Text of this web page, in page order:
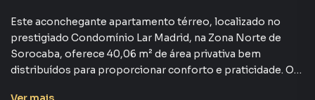
Este aconchegante apartamento térreo, localizado no
prestigiado Condomínio Lar Madrid, na Zona Norte de
Sorocaba, oferece 40,06 m² de área privativa bem
distribuídos para proporcionar conforto e praticidade. O